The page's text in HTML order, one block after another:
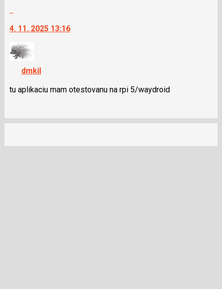
názor
další
názor.
K
navigaci
použít
klávesy
4. 11. 2025 13:16
dmkil
tu aplikaciu mam otestovanu na rpi 5/waydroid